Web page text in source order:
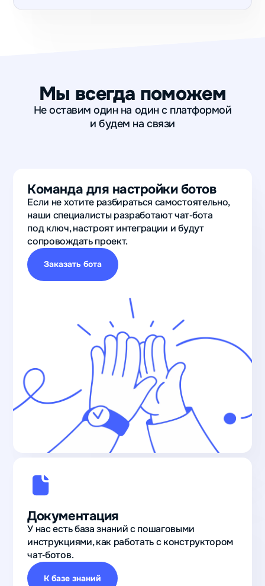
Мы всегда поможем
Не оставим один на один с платформой
и будем на связи
Команда для настройки ботов
Если не хотите разбираться самостоятельно,
наши специалисты разработают чат‑бота
под ключ, настроят интеграции и будут
сопровождать проект.
Заказать бота
Документация
У нас есть база знаний с пошаговыми
инструкциями, как работать с конструктором
чат‑ботов.
К базе знаний